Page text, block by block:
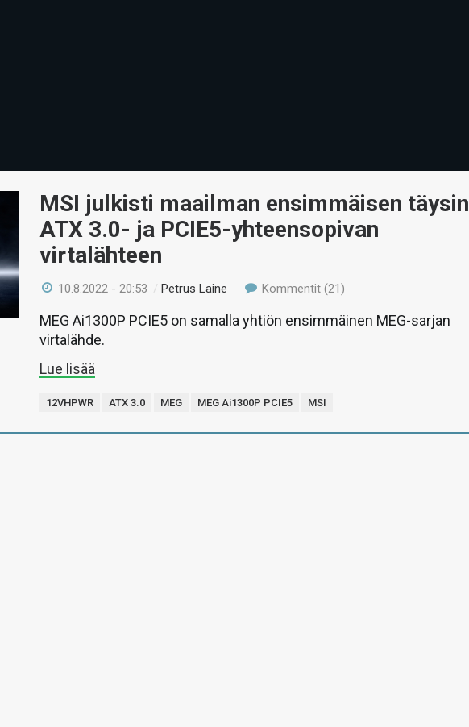
MSI julkisti maailman ensimmäisen täysin
ATX 3.0- ja PCIE5-yhteensopivan
virtalähteen
10.8.2022 - 20:53 /Petrus Laine Kommentit (21)
MEG Ai1300P PCIE5 on samalla yhtiön ensimmäinen MEG-sarjan
virtalähde.
Lue lisää
12VHPWR ATX 3.0 MEG MEG Ai1300P PCIE5 MSI